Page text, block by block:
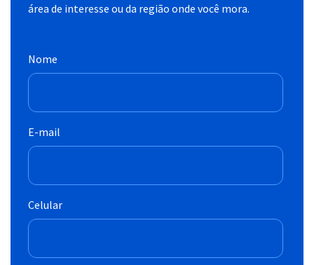
área de interesse ou da região onde você mora.
Nome
E-mail
Celular